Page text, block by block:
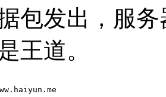
包发出，服
王道。